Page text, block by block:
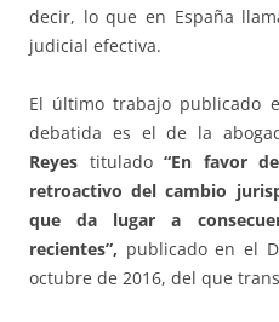
decir, lo que en España
judicial efectiva.
El último trabajo publicado
debatida es el de la
Reyes titulado “En favor
retroactivo del cambio
que da lugar a
recientes”, publicado en el
octubre de 2016, del que